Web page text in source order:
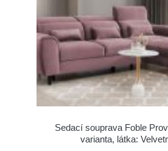
Sedací souprava Foble
varianta, látka: